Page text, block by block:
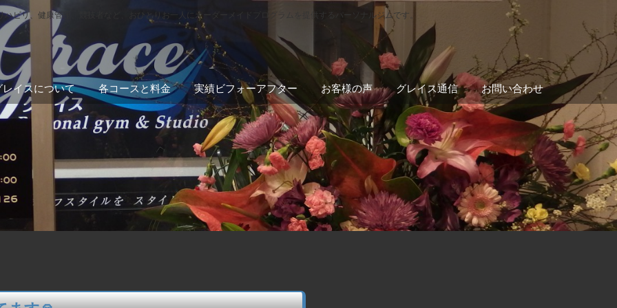
ビリ、健康管理、競技者など、おひとりお一人にオーダーメイドプログラムを提供するパーソナルジムです。
レイスについて 各コースと料金 実績ビフォーアフター お客様の声 グレイス通信 お問い合わせ